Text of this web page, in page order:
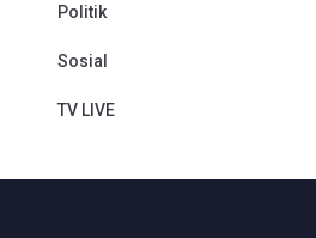
Politik
Sosial
TV LIVE